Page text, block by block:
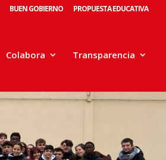
BUEN GOBIERNO PROPUESTA EDUCATIVA
Colabora Transparencia